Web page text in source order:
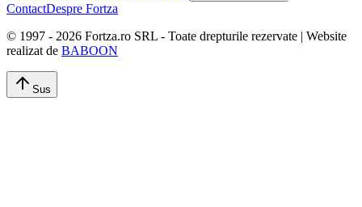
ContactDespre Fortza
© 1997 - 2026 Fortza.ro SRL - Toate drepturile rezervate | Website
realizat de BABOON
Sus